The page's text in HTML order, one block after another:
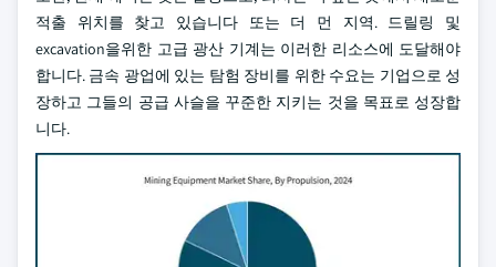
적출 위치를 찾고 있습니다 또는 더 먼 지역. 드릴링 및
excavation을위한 고급 광산 기계는 이러한 리소스에 도달해야
합니다. 금속 광업에 있는 탐험 장비를 위한 수요는 기업으로 성
장하고 그들의 공급 사슬을 꾸준한 지키는 것을 목표로 성장합
니다.